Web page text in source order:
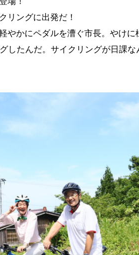
リングに出発だ！
やかにペダルを漕ぐ市長。やけに
したんだ。サイクリングが日課な